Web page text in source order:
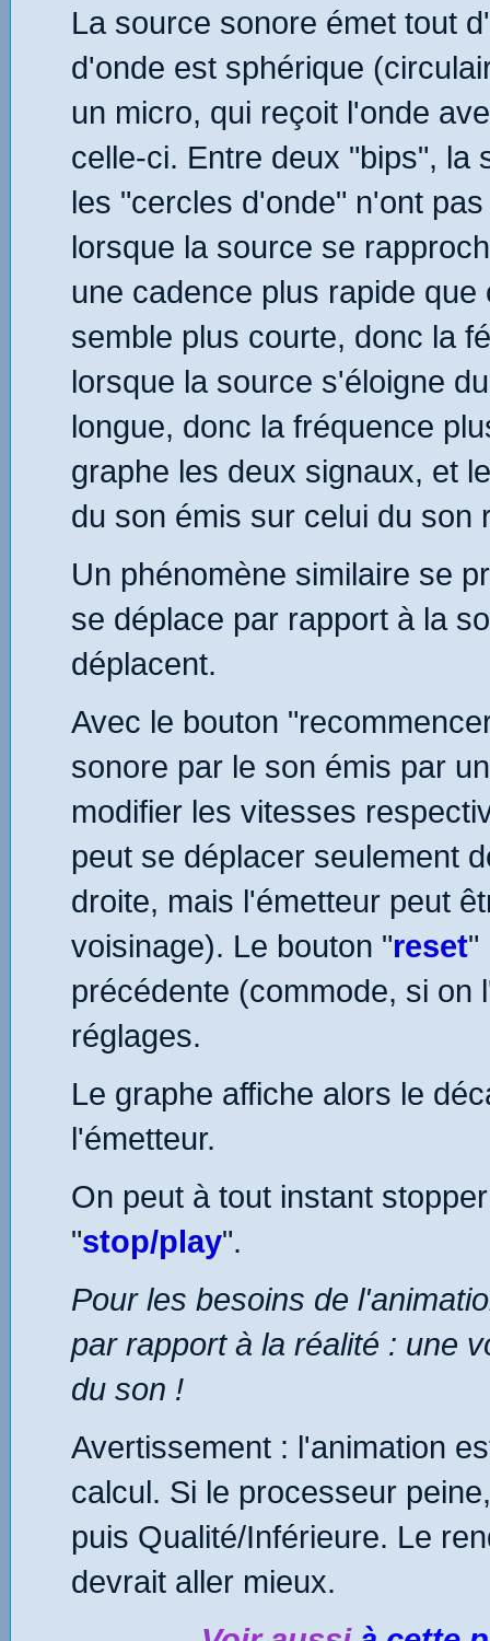
La source sonore émet tout
d'onde est sphérique
un micro, qui reçoit l'onde
celle-ci. Entre deux "bips", la
les "cercles d'onde" n'ont
lorsque la source se
une cadence plus rapide
semble plus courte, donc la
lorsque la source s'éloigne
longue, donc la fréquence
graphe les deux signaux, et
du son émis sur celui du son
Un phénomène similaire se
se déplace par rapport à la
déplacent.
Avec le bouton
sonore par le son émis par
modifier les vitesses
peut se déplacer seulement
droite, mais l'émetteur peut
voisinage). Le bouton "reset"
précédente (commode, si on
réglages.
Le graphe affiche alors le
l'émetteur.
On peut à tout instant
"stop/play".
Pour les besoins de
par rapport à la réalité : une
du son !
Avertissement : l'animation
calcul. Si le processeur
puis Qualité/Inférieure. Le
devrait aller mieux.